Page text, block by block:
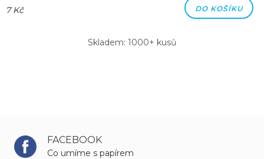
7 Kč DO KOŠÍKU
Skladem: 1000+ kusů
FACEBOOK
Co umíme s papírem